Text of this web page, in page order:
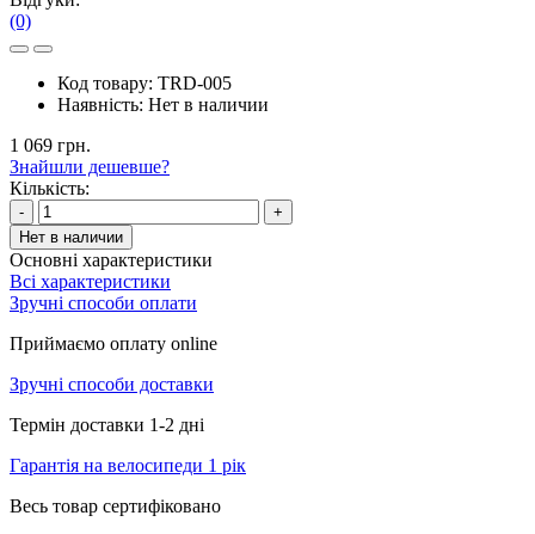
(0)
Код товару: TRD-005
Наявність: Нет в наличии
1 069 грн.
Знайшли дешевше?
Кількість:
-
+
Нет в наличии
Основні характеристики
Всі характеристики
Зручні способи оплати
Приймаємо оплату online
Зручні способи доставки
Термін доставки 1-2 дні
Гарантія на велосипеди 1 рік
Весь товар сертифіковано